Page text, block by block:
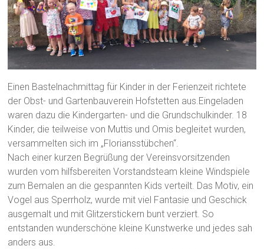
Einen Bastelnachmittag für Kinder in der Ferienzeit richtete
der Obst- und Gartenbauverein Hofstetten aus.Eingeladen
waren dazu die Kindergarten- und die Grundschulkinder. 18
Kinder, die teilweise von Muttis und Omis begleitet wurden,
versammelten sich im „Floriansstübchen“.
Nach einer kurzen Begrüßung der Vereinsvorsitzenden
wurden vom hilfsbereiten Vorstandsteam kleine Windspiele
zum Bemalen an die gespannten Kids verteilt. Das Motiv, ein
Vogel aus Sperrholz, wurde mit viel Fantasie und Geschick
ausgemalt und mit Glitzerstickern bunt verziert. So
entstanden wunderschöne kleine Kunstwerke und jedes sah
anders aus.